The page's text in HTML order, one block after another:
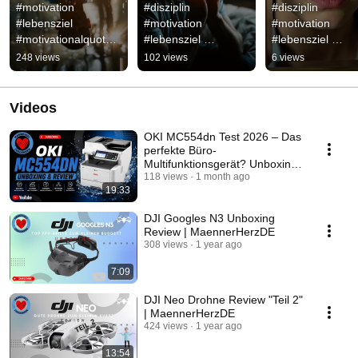
#motivation
#lebensziel
#motivationalquotes
#quotes
#motivationalspeech
#mindset #love
#motivation
248 views
#disziplin
#motivation
#lebensziel
#mentoring #lektion
#erfolg #lifecoach
#mindset
102 views
#disziplin
#motivation
#lebensziel
#mentoring
#liebe #lifecoach
#lifelessons
6 views
Videos
19:33
OKI MC554dn Test 2026 – Das
perfekte Büro-
Multifunktionsgerät? Unboxing,
Drucktest & Fazit
118 views 1 month ago
7:09
DJI Googles N3 Unboxing
Review | MaennerHerzDE
308 views 1 year ago
13:54
DJI Neo Drohne Review "Teil 2"
| MaennerHerzDE
424 views 1 year ago